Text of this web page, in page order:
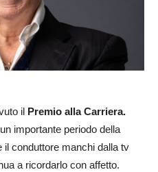
il Premio alla Carriera.
importante periodo della
il conduttore manchi dalla tv
a ricordarlo con affetto.